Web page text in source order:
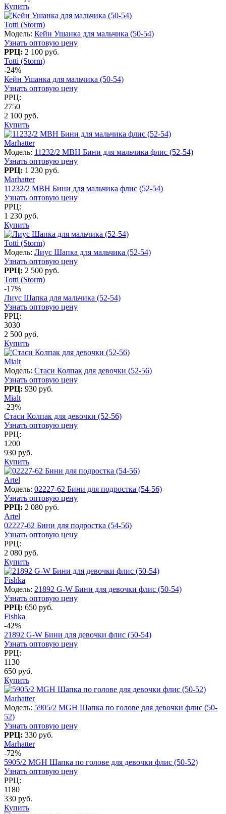
Купить
Totti (Storm)
Модель: Кейн Ушанка для мальчика (50-54)
Узнать оптовую цену
РРЦ: 2 100 руб.
Totti (Storm)
-24%
Кейн Ушанка для мальчика (50-54)
Узнать оптовую цену
РРЦ:
2750
2 100 руб.
Купить
Marhatter
Модель: 11232/2 MBH Бини для мальчика флис (52-54)
Узнать оптовую цену
РРЦ: 1 230 руб.
Marhatter
11232/2 MBH Бини для мальчика флис (52-54)
Узнать оптовую цену
РРЦ:
1 230 руб.
Купить
Totti (Storm)
Модель: Лиус Шапка для мальчика (52-54)
Узнать оптовую цену
РРЦ: 2 500 руб.
Totti (Storm)
-17%
Лиус Шапка для мальчика (52-54)
Узнать оптовую цену
РРЦ:
3030
2 500 руб.
Купить
Mialt
Модель: Стаси Колпак для девочки (52-56)
Узнать оптовую цену
РРЦ: 930 руб.
Mialt
-23%
Стаси Колпак для девочки (52-56)
Узнать оптовую цену
РРЦ:
1200
930 руб.
Купить
Artel
Модель: 02227-62 Бини для подростка (54-56)
Узнать оптовую цену
РРЦ: 2 080 руб.
Artel
02227-62 Бини для подростка (54-56)
Узнать оптовую цену
РРЦ:
2 080 руб.
Купить
Fishka
Модель: 21892 G-W Бини для девочки флис (50-54)
Узнать оптовую цену
РРЦ: 650 руб.
Fishka
-42%
21892 G-W Бини для девочки флис (50-54)
Узнать оптовую цену
РРЦ:
1130
650 руб.
Купить
Marhatter
Модель: 5905/2 MGH Шапка по голове для девочки флис (50-
52)
Узнать оптовую цену
РРЦ: 330 руб.
Marhatter
-72%
5905/2 MGH Шапка по голове для девочки флис (50-52)
Узнать оптовую цену
РРЦ:
1180
330 руб.
Купить